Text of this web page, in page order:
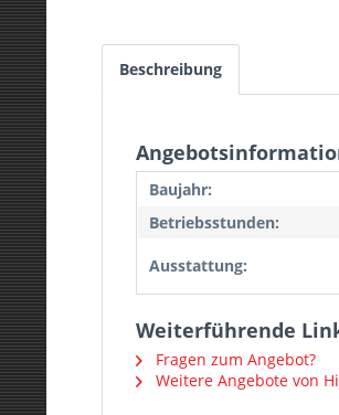
Beschreibung
Baujahr:
Betriebsstunden:
Ausstattung:
Weiterführende
Fragen zum Angebot?
Weitere Angebote von